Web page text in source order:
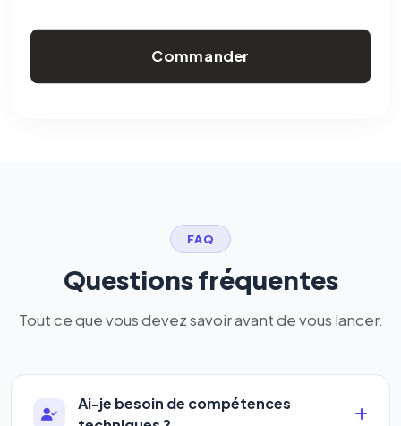
Commander
FAQ
Questions fréquentes
Tout ce que vous devez savoir avant de vous lancer.
Ai-je besoin de compétences